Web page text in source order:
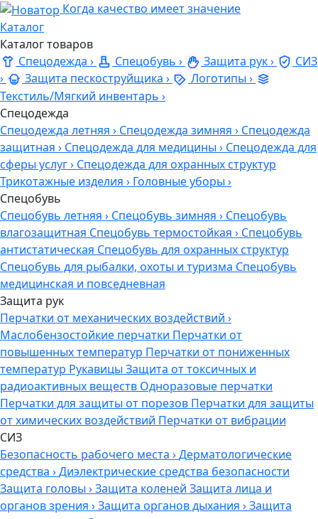
Когда качество имеет значение
Каталог
Каталог товаров
Спецодежда › Спецобувь › Защита рук›
СИЗ
›
Защита пескоструйщика › Логотипы ›
Текстиль/Мягкий инвентарь ›
Спецодежда
Спецодежда летняя › Спецодежда зимняя › Спецодежда
защитная › Спецодежда для медицины › Спецодежда для
сферы услуг› Спецодежда для охранных структур
Трикотажные изделия › Головные уборы ›
Спецобувь
Спецобувь летняя › Спецобувь зимняя › Спецобувь
влагозащитная Спецобувь термостойкая › Спецобувь
антистатическая Спецобувь для охранных структур
Спецобувь для рыбалки, охоты и туризма Спецобувь
медицинская и повседневная
Защита рук
Перчатки от механических воздействий ›
Маслобензостойкие перчатки Перчатки от
повышенных температур Перчатки от пониженных
температур Рукавицы Защита от токсичных и
радиоактивных веществ Одноразовые перчатки
Перчатки для защиты от порезов Перчатки для защиты
от химических воздействий Перчатки от вибрации
СИЗ
Безопасность рабочего места ›Дерматологические
средства ›Диэлектрические средства безопасности
Защита головы ›Защита коленей Защита лица и
органов зрения ›Защита органов дыхания ›Защита